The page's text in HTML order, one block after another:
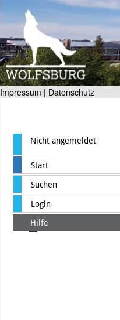
Impressum | Datenschutz
Nicht angemeldet
Start
Suchen
Login
Hilfe